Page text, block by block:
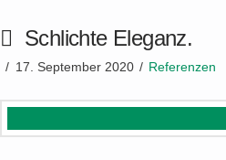
Schlichte Eleganz.
17. September 2020 Referenzen